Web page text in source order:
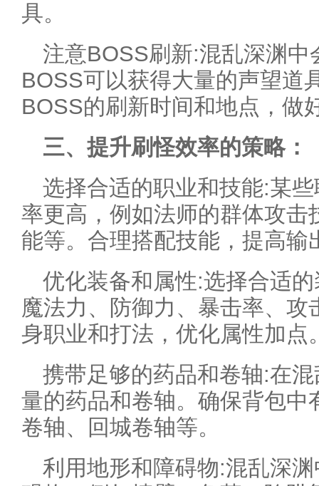
具。
注意BOSS刷新:混乱深渊中
BOSS可以获得大量的声望道
BOSS的刷新时间和地点，做
三、提升刷怪效率的策略：
选择合适的职业和技能:某
率更高，例如法师的群体攻击
能等。合理搭配技能，提高输
优化装备和属性:选择合适
魔法力、防御力、暴击率、
身职业和打法，优化属性加点
携带足够的药品和卷轴:在
量的药品和卷轴。确保背包中
卷轴、回城卷轴等。
利用地形和障碍物:混乱深